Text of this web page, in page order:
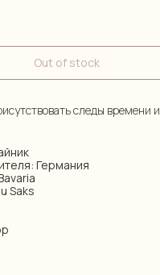
Out of stock
следы времени и
Германия
Saks